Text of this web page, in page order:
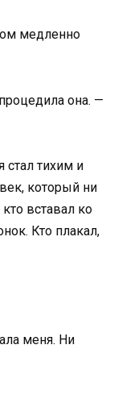
медленно
она. —
стал тихим и
который ни
вставал ко
Кто плакал,
меня. Ни